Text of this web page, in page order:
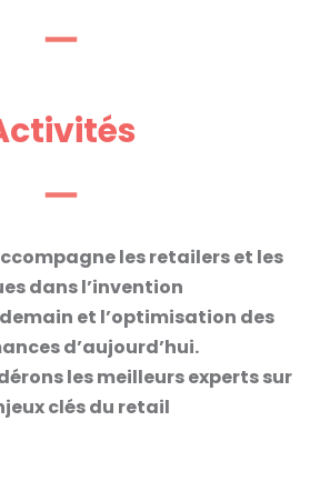
les retailers et les
dans l’invention
demain et l’optimisation des
d’aujourd’hui.
les meilleurs experts sur
clés du retail